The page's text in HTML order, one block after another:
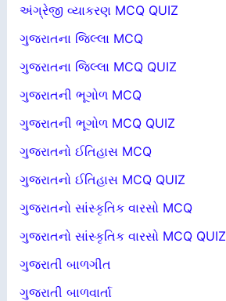
અંગ્રેજી વ્યાકરણ MCQ QUIZ
ગુજરાતના જિલ્લા MCQ
ગુજરાતના જિલ્લા MCQ QUIZ
ગુજરાતની ભૂગોળ MCQ
ગુજરાતની ભૂગોળ MCQ QUIZ
ગુજરાતનો ઈતિહાસ MCQ
ગુજરાતનો ઈતિહાસ MCQ QUIZ
ગુજરાતનો સાંસ્કૃતિક વારસો MCQ
ગુજરાતનો સાંસ્કૃતિક વારસો MCQ QUIZ
ગુજરાતી બાળગીત
ગુજરાતી બાળવાર્તા